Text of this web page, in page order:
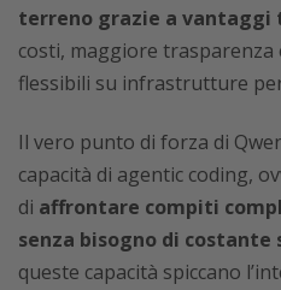
terreno grazie a vantaggi
costi, maggiore
flessibili su infrastrutture
Il vero punto di forza di
capacità di agentic coding,
di affrontare compiti
senza bisogno di costante
queste capacità spiccano